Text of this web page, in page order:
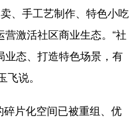
、手工艺制作、特色小吃
激活社区商业生态。“社
业态、打造特色场景，有
说。
片化空间已被重组、优